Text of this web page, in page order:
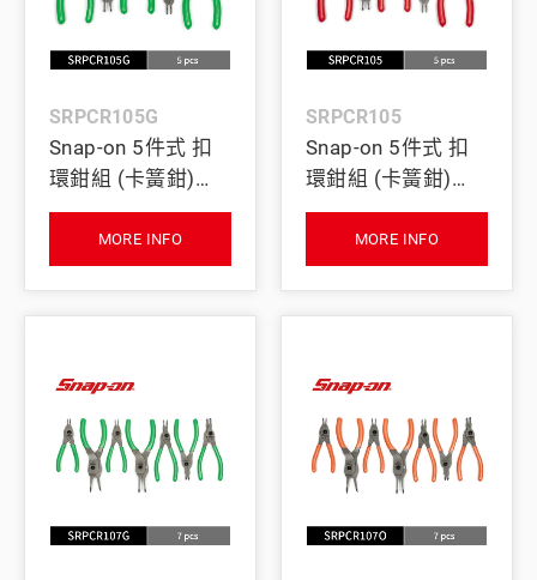
SRPCR105G
Snap-on 5件式 扣
環鉗組 (卡簧鉗)
(綠)
MORE INFO
SRPCR105
Snap-on 5件式 扣
環鉗組 (卡簧鉗)
(紅)
MORE INFO